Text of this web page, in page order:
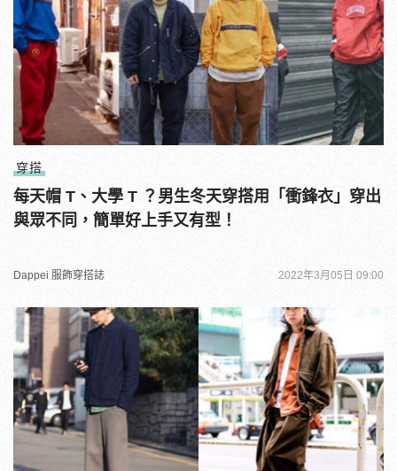
穿搭
每天帽 T、大學 T ？男生冬天穿搭用「衝鋒衣」穿出
與眾不同，簡單好上手又有型！
Dappei 服飾穿搭誌 2022年3月05日 09:00